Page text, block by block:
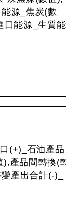
源_焦炭(數
口能源_生質能
(+)_石油產品
),產品間轉換(
產出合計(-)_